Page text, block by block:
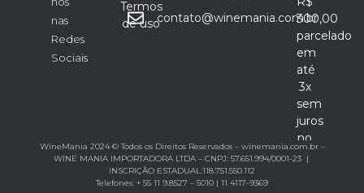
nas
Redes
Sociais
Termos
de usocontato@winemania.com.br300,00
parcelado
em
até
3x
sem
juros
no
cartão
WineMania 2024 © Todos os Direitos Reservados – winemania.com.br –
WINE MANIA IMPORTADORA LTDA – CNPJ: 57.651.994/0001-23 |
INSCRIÇÃO ESTADUAL:118.751.550.112
Telefones: + 55 11 9.8527 – 5010 | 11 4117-9369